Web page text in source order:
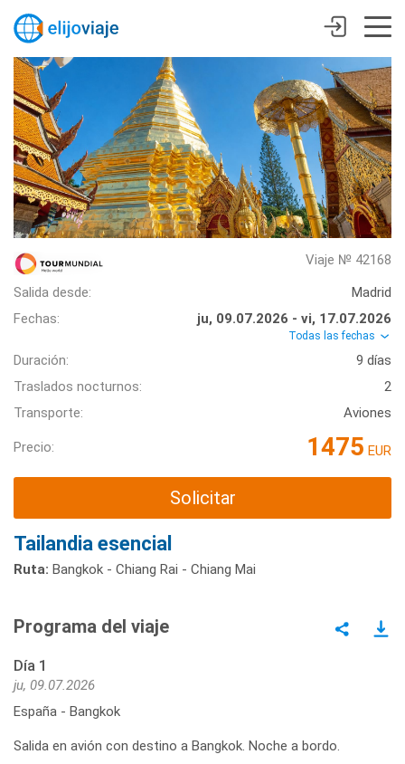
Viaje № 42168
Salida desde:
Madrid
Fechas:
ju, 09.07.2026 - vi, 17.07.2026
Todas las fechas
Duración:
9 días
Traslados nocturnos:
2
Transporte:
Aviones
Precio: 1475 EUR
Solicitar
Tailandia esencial
Ruta: Bangkok - Chiang Rai - Chiang Mai
Programa del viaje
Día 1
ju, 09.07.2026
España - Bangkok
Salida en avión con destino a Bangkok. Noche a bordo.